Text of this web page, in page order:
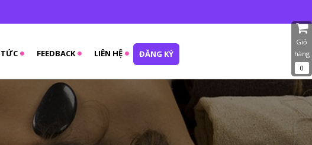
Giỏ
hàng
0
FEEDBACK LIÊN HỆ ĐĂNG KÝ